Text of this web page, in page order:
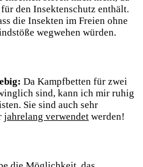
den Insektenschutz enthält.
die Insekten im Freien ohne
wegwehen würden.
Da Kampfbetten für zwei
sind, kann ich mir ruhig
Sie sind auch sehr
jahrelang verwendet werden!